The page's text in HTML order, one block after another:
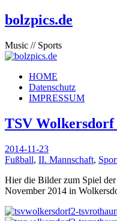
bolzpics.de
Music // Sports
HOME
Datenschutz
IMPRESSUM
TSV Wolkersdorf
2014-11-23
Fußball, II. Mannschaft,
Hier die Bilder zum Spiel
November 2014 in